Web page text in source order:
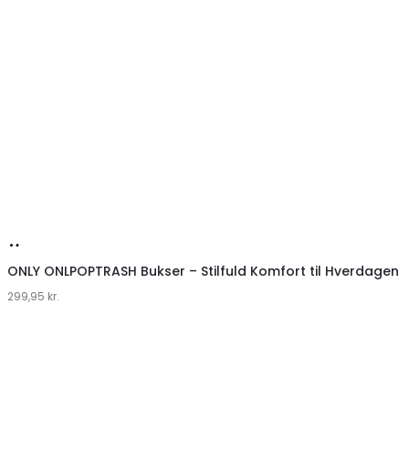
hos
Klædeskabet.dk
ONLY ONLPOPTRASH Bukser – Stilfuld Komfort til Hverdagen
299,95 kr.